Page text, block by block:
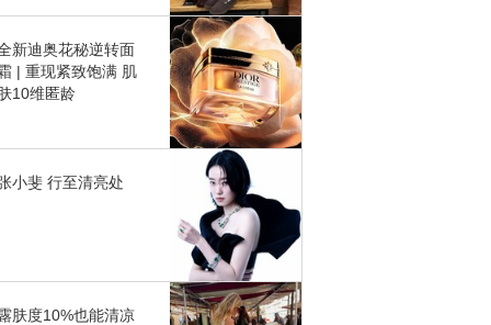
新迪奥花秘逆转面
| 重现紧致饱满 肌
10维匿龄
小斐 行至清亮处
肤度10%也能清凉